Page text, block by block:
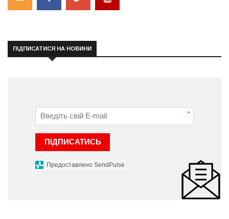
ПІДПИСАТИСЯ НА НОВИНИ
*
ПІДПИСАТИСЬ
Предоставлено SendPulse